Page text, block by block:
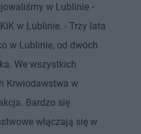
w Lublinie -
w Lublinie. - Trzy lata
w Lublinie, od dwóch
We wszystkich
Krwiodawstwa w
Bardzo się
włączają się w